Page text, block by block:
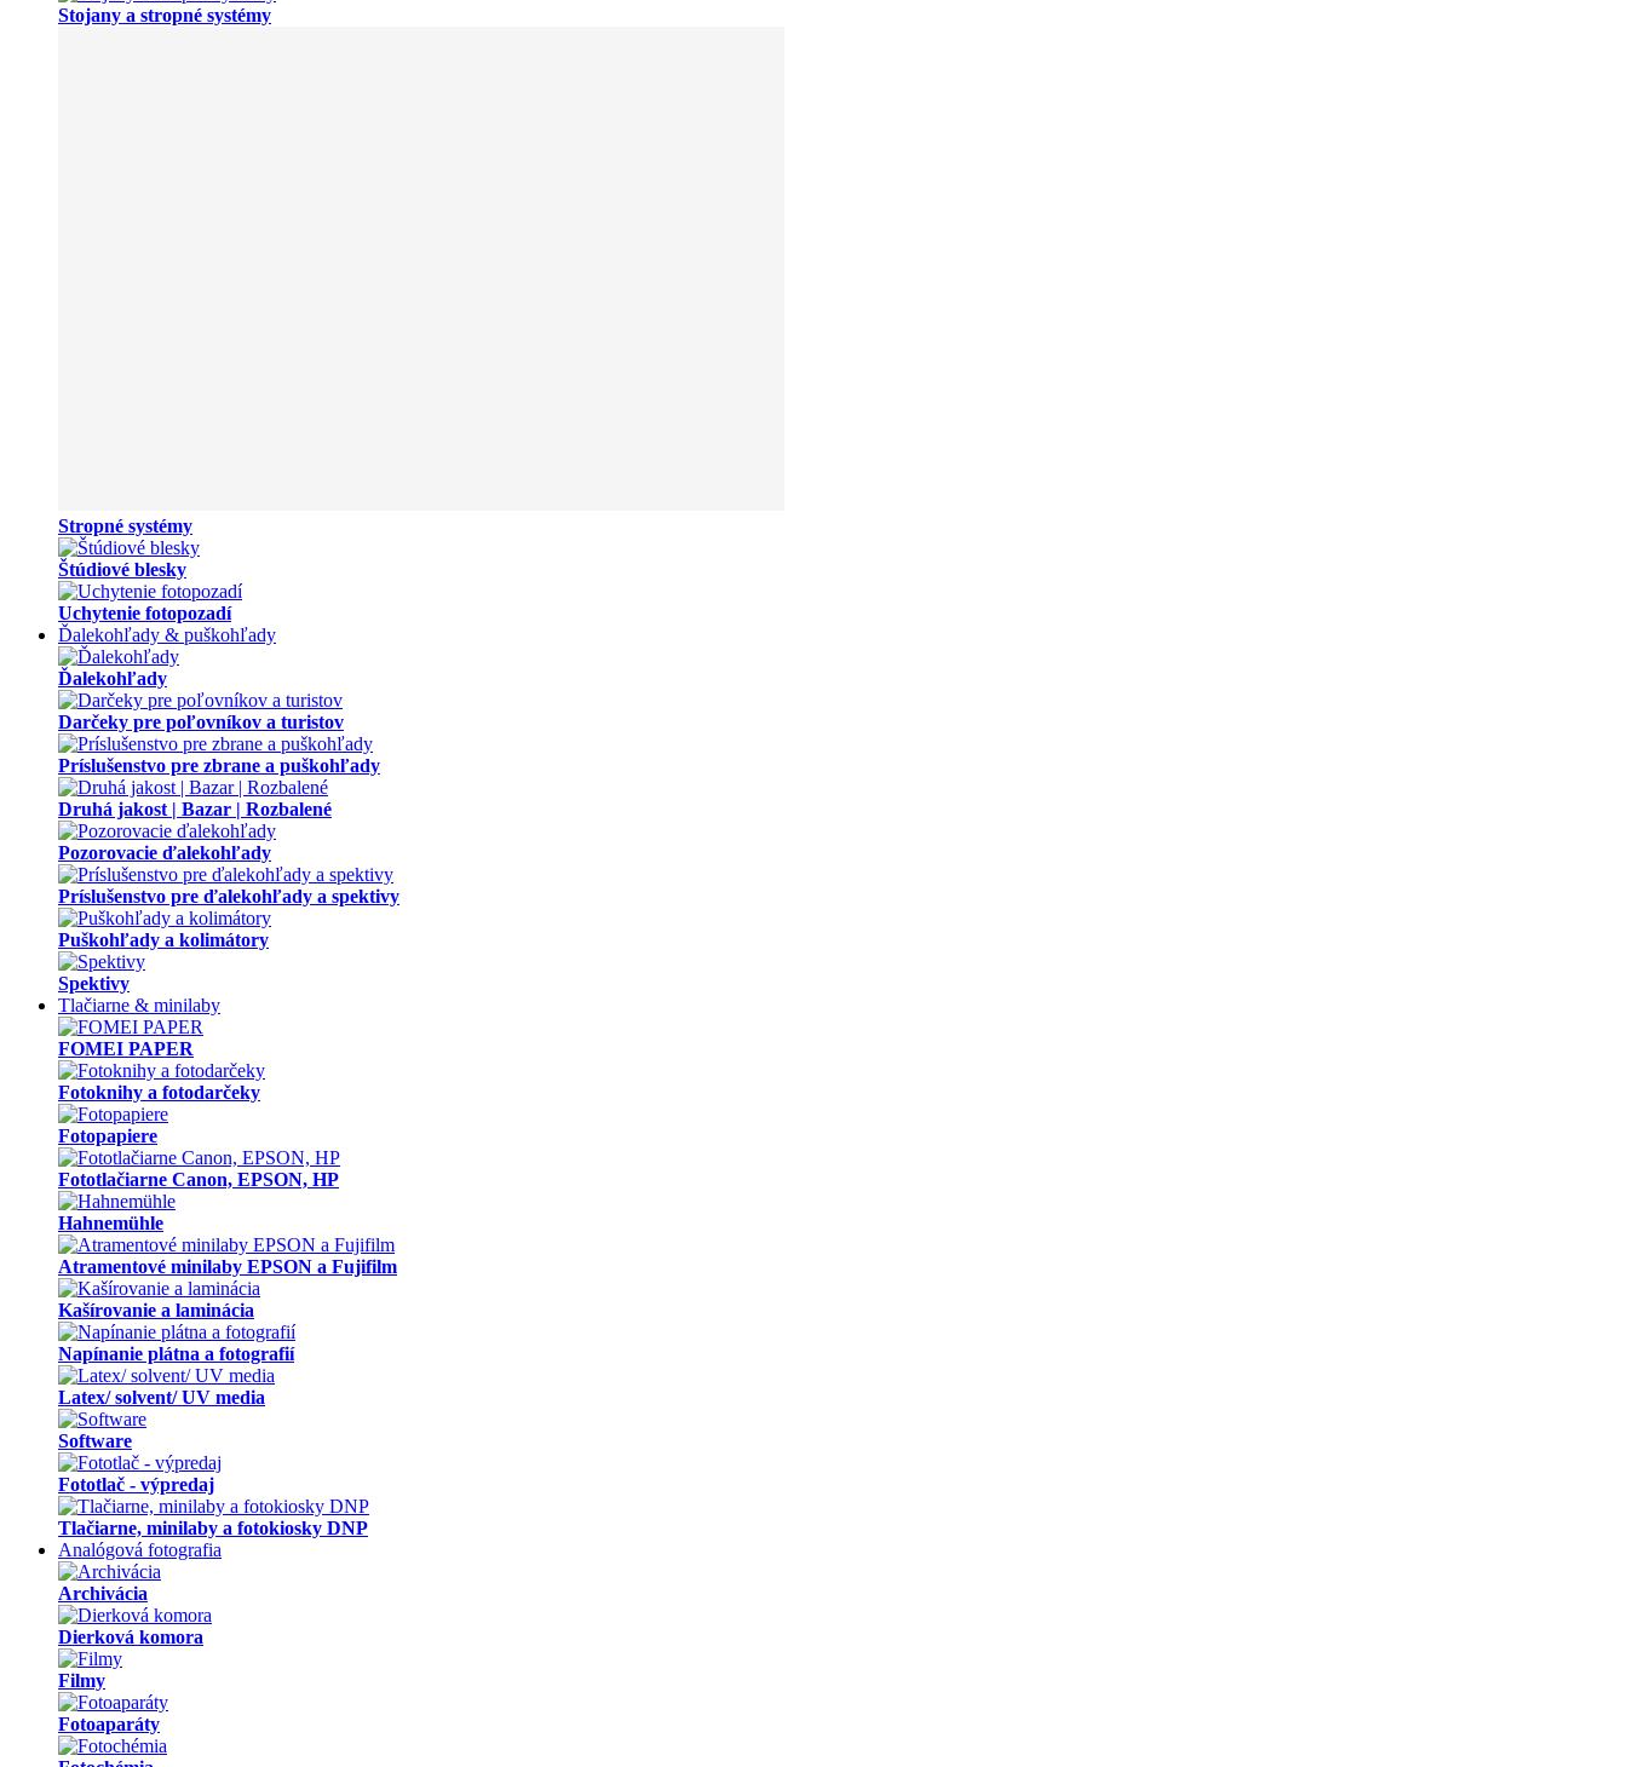
Príslušenstvo pre zbrane a puškohľady
Druhá jakost | Bazar | Rozbalené
Pozorovacie ďalekohľady
Príslušenstvo pre ďalekohľady a spektivy
Puškohľady a kolimátory
Spektivy
Tlačiarne & minilaby
FOMEI PAPER
Fotoknihy a fotodarčeky
Fotopapiere
Fototlačiarne Canon, EPSON, HP
Hahnemühle
Atramentové minilaby EPSON a Fujifilm
Kašírovanie a laminácia
Napínanie plátna a fotografií
Latex/ solvent/ UV media
Software
Fototlač - výpredaj
Tlačiarne, minilaby a fotokiosky DNP
Analógová fotografia
Archivácia
Dierková komora
Filmy
Fotoaparáty
Fotochémia
Fotopapiere
Fotopapiery pre minilaby RA-4
Pozitív digitálne
Špeciálne položky
To najlepšie z analógovej fotografie